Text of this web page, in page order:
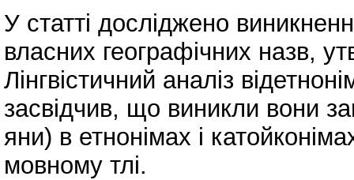
У статті досліджено
власних географічних назв,
Лінгвістичний аналіз
засвідчив, що виникли вони
яни) в етнонімах і
мовному тлі.